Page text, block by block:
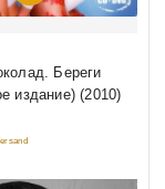
Береги
издание) (2010)